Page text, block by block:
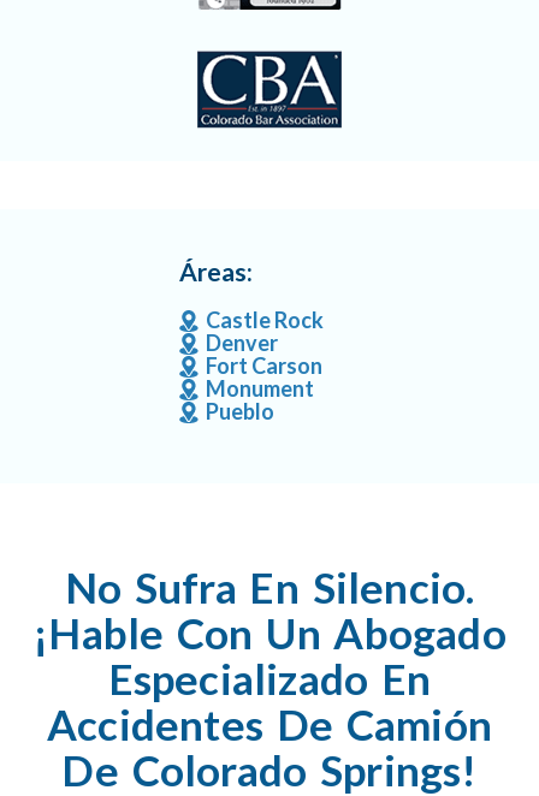
Áreas:
Castle Rock
Denver
Fort Carson
Monument
Pueblo
No Sufra En Silencio.
¡Hable Con Un Abogado
Especializado En
Accidentes De Camión
De Colorado Springs!